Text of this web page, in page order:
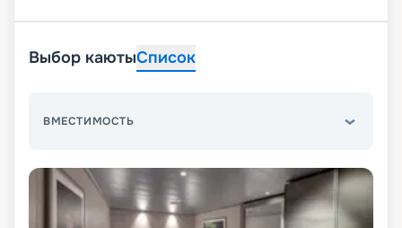
Выбор каютыСписок
ВМЕСТИМОСТЬ